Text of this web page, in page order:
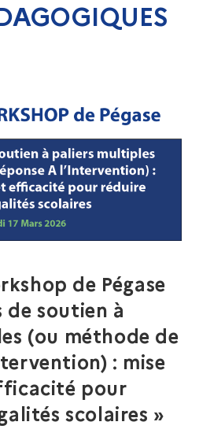
de Pégase
de soutien à
(ou méthode de
: mise
pour
scolaires »